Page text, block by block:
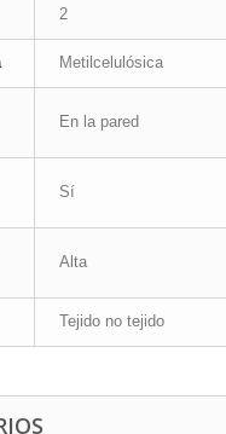
2
Metilcelulósica
En la pared
Sí
Alta
Tejido no tejido